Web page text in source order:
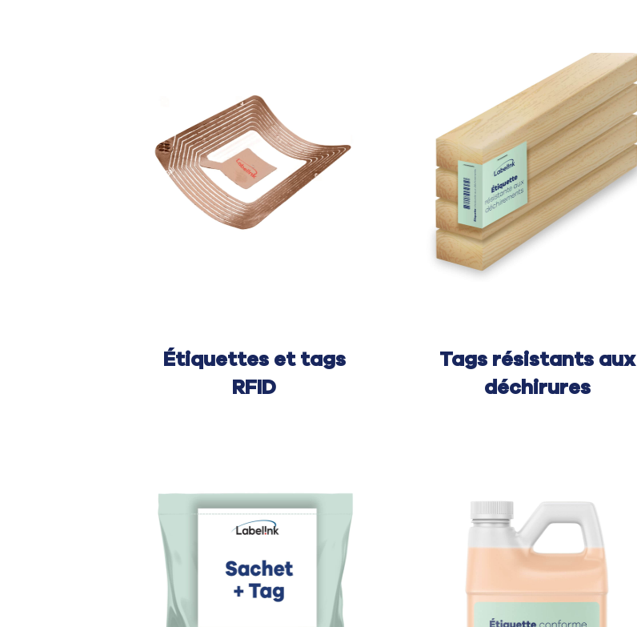
Étiquettes et tags
RFID
Tags résistants aux
déchirures